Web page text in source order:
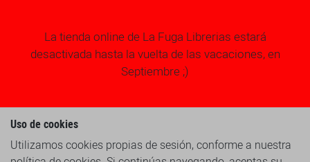
La tienda online de La Fuga Librerias estará
desactivada hasta la vuelta de las vacaciones, en
Septiembre ;)
Uso de cookies
Utilizamos cookies propias de sesión, conforme a nuestra